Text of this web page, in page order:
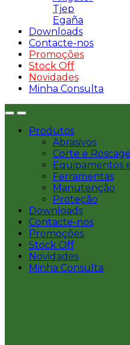
Tjep
Egaña
Downloads
Contacte-nos
Promoções
Stock Off
Novidades
Minha Consulta
Produtos
Abrasivos
Corte e
Equipamentos
Ferramentas
Manutenção
Proteção
Downloads
Contacte-nos
Promoções
Stock Off
Novidades
Minha Consulta